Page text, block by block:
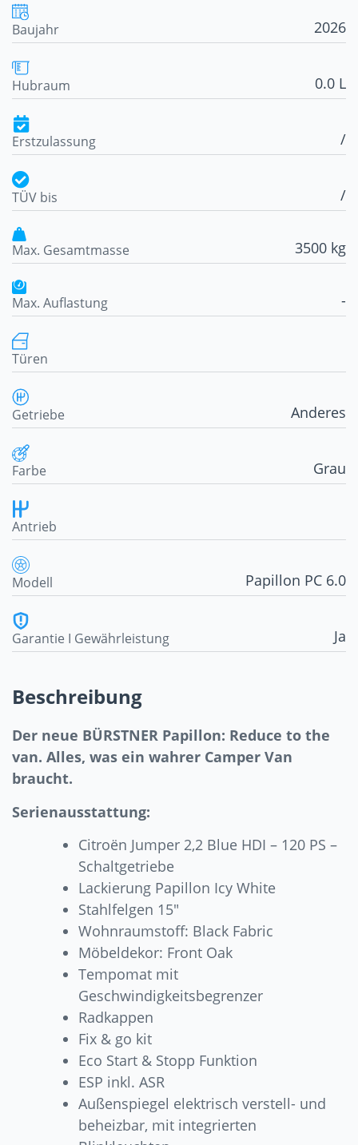
Baujahr 2026
Hubraum 0.0 L
Erstzulassung /
TÜV bis /
Max. Gesamtmasse 3500 kg
Max. Auflastung -
Türen
Getriebe Anderes
Farbe Grau
Antrieb
Modell Papillon PC 6.0
Garantie I Gewährleistung Ja
Beschreibung
Der neue BÜRSTNER Papillon: Reduce to the
van. Alles, was ein wahrer Camper Van
braucht.
Serienausstattung:
Citroën Jumper 2,2 Blue HDI – 120 PS –
Schaltgetriebe
Lackierung Papillon Icy White
Stahlfelgen 15″
Wohnraumstoff: Black Fabric
Möbeldekor: Front Oak
Tempomat mit
Geschwindigkeitsbegrenzer
Radkappen
Fix & go kit
Eco Start & Stopp Funktion
ESP inkl. ASR
Außenspiegel elektrisch verstell- und
beheizbar, mit integrierten